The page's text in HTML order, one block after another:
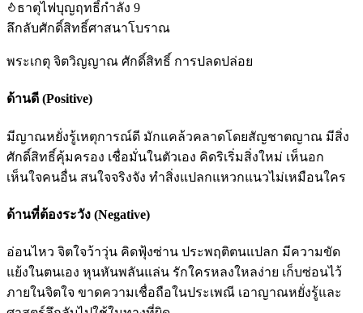
ธาตุไฟบุญฤทธิ์กำลัง 9
ลึกลับศักดิ์สิทธิ์ศาสนาโบราณ
พระเกตุ จิตวิญญาณ ศักดิ์สิทธิ์ การปลดปล่อย
ด้านดี (Positive)
มีญาณหยั่งรู้เหตุการณ์ดี มักแคล้วคลาดโดยสัญชาตญาณ มีสิ่ง
ศักดิ์สิทธิ์คุ้มครอง เชื่อมั่นในตัวเอง คิดริเริ่มสิ่งใหม่ เห็นอก
เห็นใจคนอื่น สนใจจริงจัง ทำสิ่งแปลกแหวกแนวไม่เหมือนใคร
ด้านที่ต้องระวัง (Negative)
อ่อนไหว จิตใจว้าวุ่น คิดฟุ้งซ่าน ประพฤติตนแปลก มีความขัด
แย้งในตนเอง หุนหันพลันแล่น รักใครหลงใหลง่าย เก็บซ่อนไว้
ภายในจิตใจ ขาดความเชื่อถือในประเพณี เอาญาณหยั่งรู้และ